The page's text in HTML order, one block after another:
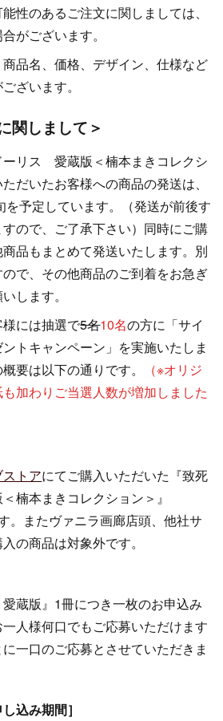
性のあるご注文に関しましては、
がございます。
品名、価格、デザイン、仕様など
ざいます。
関しまして＞
ーリス 愛蔵版＜楠本まきコレクシ
だいたお客様への商品の発送は、
を予定しています。（発送が前後す
ので、ご了承下さい）同時にご購
品もまとめて発送いたします。別
で、その他商品のご到着をお急ぎ
します。
には抽選で5名10名の方に「サイ
トキャンペーン」を実施いたしま
要は以下の通りです。
（※オリジ
加わりご当選人数が増加しました
トアにてご購入いただいた『致死
楠本まきコレクション＞』
。またヴァニラ画廊店頭、他社サ
の商品は対象外です。
蔵版』1冊につき一枚のお申込み
人様何口でもご応募いただけます
一口のご応募とさせていただきま
込み期間］